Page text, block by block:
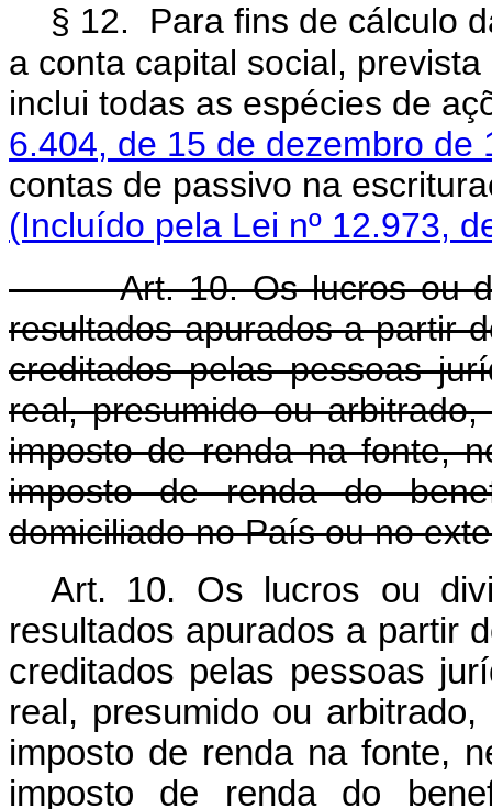
§ 12. Para fins de cálculo
a conta capital social,
inclui todas as espécies de
6.404, de 15 de dezembro de
contas de passivo na
(Incluído pela Lei nº 12.973,
Art. 10. Os lucros ou
resultados apurados a partir
creditados pelas pessoas
real, presumido ou
imposto de renda na fonte,
imposto de renda do
domiciliado no País ou no
Art. 10. Os lucros ou
resultados apurados a partir
creditados pelas pessoas
real, presumido ou
imposto de renda na fonte,
imposto de renda do